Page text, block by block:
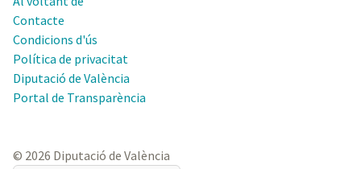
Contacte
Condicions d'ús
Política de privacitat
Diputació de València
Portal de Transparència
© 2026 Diputació de València